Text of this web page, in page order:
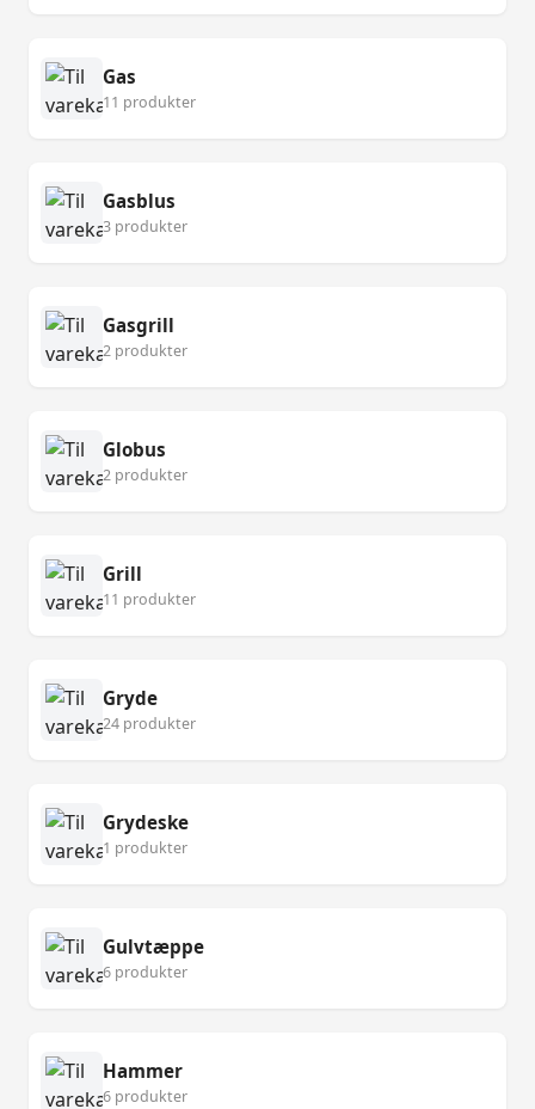
Gas
11 produkter
Gasblus
3 produkter
Gasgrill
2 produkter
Globus
2 produkter
Grill
11 produkter
Gryde
24 produkter
Grydeske
1 produkter
Gulvtæppe
6 produkter
Hammer
6 produkter